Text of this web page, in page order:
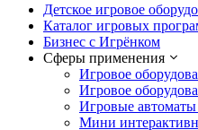
Детское игровое
Каталог игровых
Бизнес с Игрёнком
Сферы применения
Игровое
Игровое
Игровые автоматы
Мини